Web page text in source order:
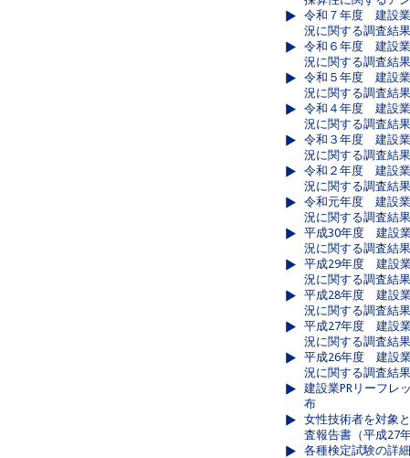
令和７年度 建設
況に関する調査結
令和６年度 建設
況に関する調査結
令和５年度 建設
況に関する調査結
令和４年度 建設
況に関する調査結
令和３年度 建設
況に関する調査結
令和２年度 建設
況に関する調査結
令和元年度 建設
況に関する調査結
平成30年度 建設
況に関する調査結
平成29年度 建設
況に関する調査結
平成28年度 建設
況に関する調査結
平成27年度 建設
況に関する調査結
平成26年度 建設
況に関する調査結
建設業PRリーフレ
布
女性技術者を対象
査報告書（平成27年
各種検定試験の詳細